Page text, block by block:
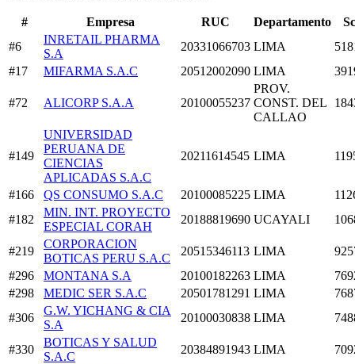
# Empresa RUC Departamento
#6
INRETAIL PHARMA
S.A
20331066703 LIMA
#17
MIFARMA S.A.C 20512002090 LIMA
#72 ALICORP S.A.A 20100055237
PROV.
CONST. DEL
CALLAO
#149
UNIVERSIDAD
PERUANA DE
CIENCIAS
APLICADAS S.A.C
20211614545 LIMA
#166 QS CONSUMO S.A.C 20100085225 LIMA
#182
MIN. INT. PROYECTO
ESPECIAL CORAH
20188819690 UCAYALI
#219
CORPORACION
BOTICAS PERU S.A.C
20515346113 LIMA
#296
MONTANA S.A 20100182263 LIMA
#298
MEDIC SER S.A.C 20501781291 LIMA
#306
G.W. YICHANG & CIA
S.A
20100030838 LIMA
#330
BOTICAS Y SALUD
S.A.C
20384891943 LIMA